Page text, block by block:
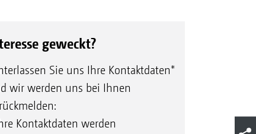
geweckt?
Sie uns Ihre Kontaktdaten*
wir werden uns bei Ihnen
Kontaktdaten werden